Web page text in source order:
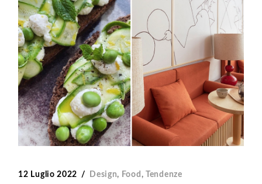
12 Luglio 2022 Design, Food , Tendenze